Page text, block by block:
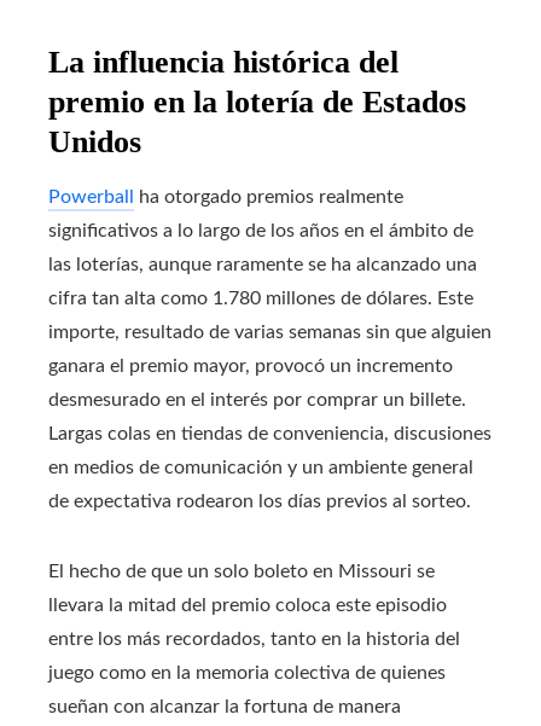
La influencia histórica del
premio en la lotería de Estados
Unidos
Powerball
ha otorgado premios realmente
significativos a lo largo de los años en el ámbito de
las loterías, aunque raramente se ha alcanzado una
cifra tan alta como 1.780 millones de dólares. Este
importe, resultado de varias semanas sin que alguien
ganara el premio mayor, provocó un incremento
desmesurado en el interés por comprar un billete.
Largas colas en tiendas de conveniencia, discusiones
en medios de comunicación y un ambiente general
de expectativa rodearon los días previos al sorteo.
El hecho de que un solo boleto en Missouri se
llevara la mitad del premio coloca este episodio
entre los más recordados, tanto en la historia del
juego como en la memoria colectiva de quienes
sueñan con alcanzar la fortuna de manera